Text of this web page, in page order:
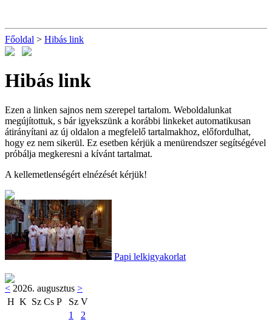
Főoldal > Hibás link
Hibás link
Ezen a linken sajnos nem szerepel tartalom. Weboldalunkat
megújítottuk, s bár igyekszünk a korábbi linkeket automatikusan
átirányítani az új oldalon a megfelelő tartalmakhoz, előfordulhat,
hogy ez nem sikerül. Ez esetben kérjük a menürendszer segítségével
próbálja megkeresni a kívánt tartalmat.
A kellemetlenségért elnézését kérjük!
Papi lelkigyakorlat
< 2026. augusztus >
H K Sz Cs P Sz V
1
2